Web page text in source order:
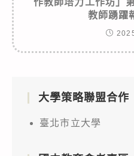
教師踴躍
大學策略聯盟合作
臺北市立大學